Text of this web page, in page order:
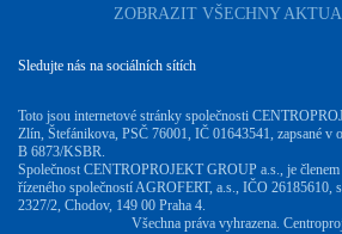
ZOBRAZIT VŠECHNY
Sledujte nás na sociálních sítích
Toto jsou internetové stránky společnosti
Zlín, Štefánikova, PSČ 76001, IČ 01643541, zapsané v
B 6873/KSBR.
Společnost CENTROPROJEKT GROUP a.s., je
řízeného společností AGROFERT, a.s., IČO 26185610,
2327/2, Chodov, 149 00 Praha 4.
Všechna práva vyhrazena.